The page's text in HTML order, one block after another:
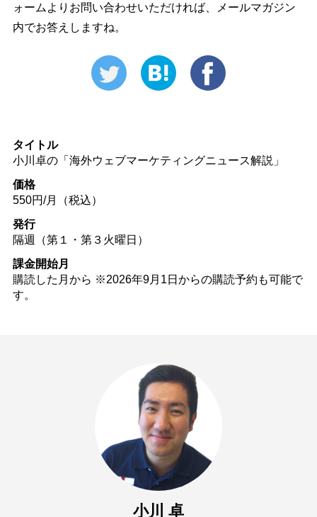
ォームよりお問い合わせいただければ、メールマガジン
内でお答えしますね。
タイトル
小川卓の「海外ウェブマーケティングニュース解説」
価格
550円/月（税込）
発行
隔週（第１・第３火曜日）
課金開始月
購読した月から ※2026年9月1日からの購読予約も可能で
す。
小川 卓